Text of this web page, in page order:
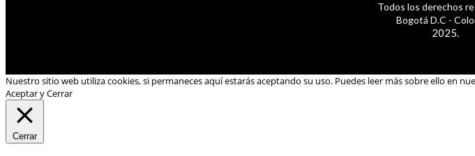
Todos los derechos
Bogotá D.C -
2025.
Nuestro sitio web utiliza cookies, si permaneces aquí estarás aceptando su uso. Puedes leer más sobre ello en
Aceptar y Cerrar
Cerrar